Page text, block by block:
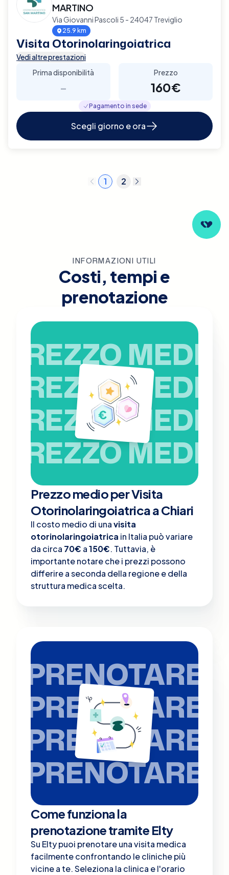
MARTINO
Via Giovanni Pascoli 5 - 24047 Treviglio
25.9 km
Visita Otorinolaringoiatrica
Vedi altre prestazioni
Prima disponibilità
-
Prezzo
160€
Pagamento in sede
Scegli giorno e ora
1 2
INFORMAZIONI UTILI
Costi, tempi e
prenotazione
PREZZO MEDIO
PREZZO MEDIO
PREZZO MEDIO
PREZZO MEDIO
Prezzo medio per Visita
Otorinolaringoiatrica a Chiari
Il costo medio di unavisita
otorinolaringoiatrica in Italia può variare
da circa 70€ a150€. Tuttavia, è
importante notare che i prezzi possono
differire a seconda della regione e della
struttura medica scelta.
PRENOTARE
PRENOTARE
PRENOTARE
PRENOTARE
Come funziona la
prenotazione tramite Elty
Su Elty puoi prenotare una visita medica
facilmente confrontando le cliniche più
vicine a te. Seleziona la clinica e l'orario